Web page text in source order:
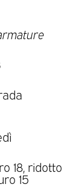
18, ridotto
15